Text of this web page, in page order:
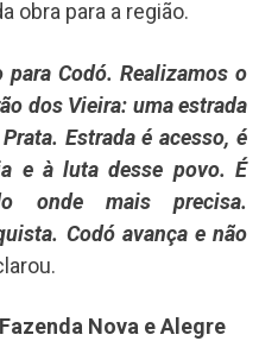
obra para a região.
Codó. Realizamos o
dos Vieira: uma estrada
Estrada é acesso, é
e à luta desse povo. É
onde mais precisa.
Codó avança e não
Nova e Alegre